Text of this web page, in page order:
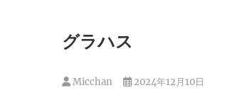
グラハス
Micchan 2024年12月10日